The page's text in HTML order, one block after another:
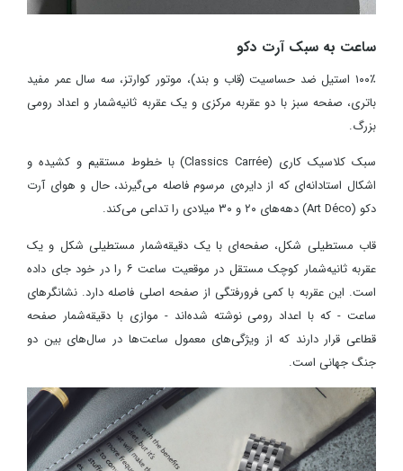
ساعت به سبک آرت دکو
۱۰۰٪ استیل ضد حساسیت (قاب و بند)، موتور کوارتز، سه سال عمر مفید
باتری، صفحه سبز با دو عقربه مرکزی و یک عقربه ثانیه‌شمار و اعداد رومی
بزرگ.
سبک کلاسیک کاری (Classics Carrée) با خطوط مستقیم و کشیده و
اشکال استادانه‌ای که از دایره‌ی مرسوم فاصله می‌گیرند، حال و هوای آرت
دکو (Art Déco) دهه‌های ۲۰ و ۳۰ میلادی را تداعی می‌کند.
قاب مستطیلی شکل، صفحه‌ای با یک دقیقه‌شمار مستطیلی شکل و یک
عقربه ثانیه‌شمار کوچک مستقل در موقعیت ساعت ۶ را در خود جای داده
است. این عقربه با کمی فرورفتگی از صفحه اصلی فاصله دارد. نشانگرهای
ساعت - که با اعداد رومی نوشته شده‌اند - موازی با دقیقه‌شمار صفحه
قطاعی قرار دارند که از ویژگی‌های معمول ساعت‌ها در سال‌های بین دو
جنگ جهانی است.